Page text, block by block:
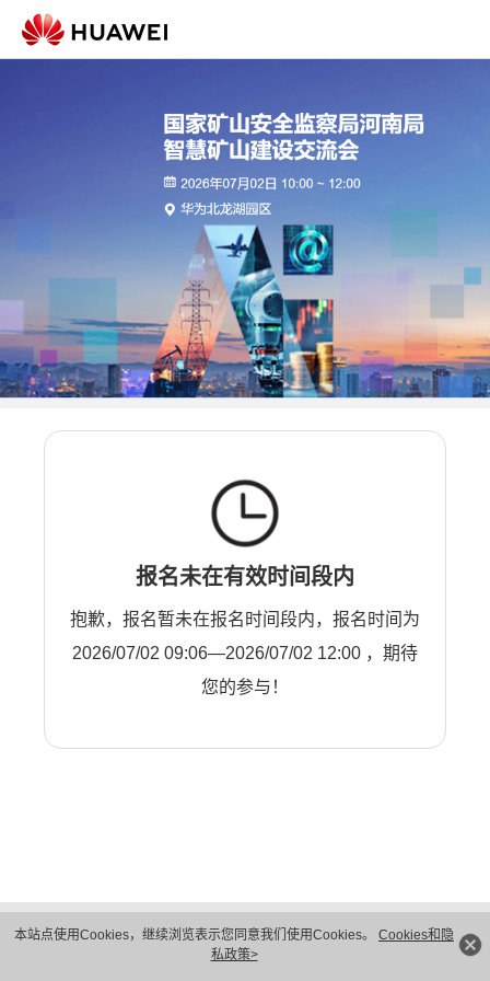
本站点使用Cookies，继续浏览表示您同意我们使用Cookies。 Cookies和隐
私政策>
报名未在有效时间段内
抱歉，报名暂未在报名时间段内，报名时间为
2026/07/02 09:06—2026/07/02 12:00 ，期待
您的参与！
隐私保护
法律声明